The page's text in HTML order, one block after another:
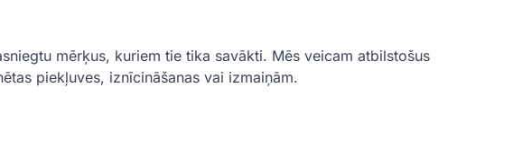
mērķus, kuriem tie tika savākti. Mēs veicam atbilstošus
piekļuves, iznīcināšanas vai izmaiņām.